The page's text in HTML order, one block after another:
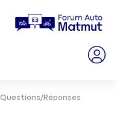
Questions/Réponses